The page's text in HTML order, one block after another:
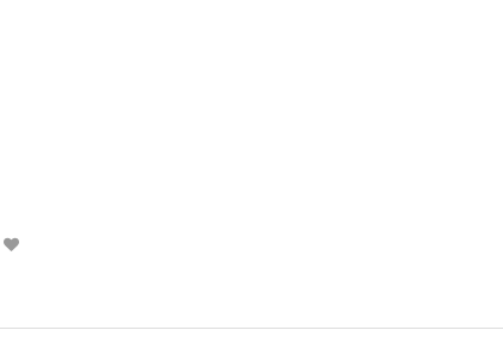
Adaugă
de